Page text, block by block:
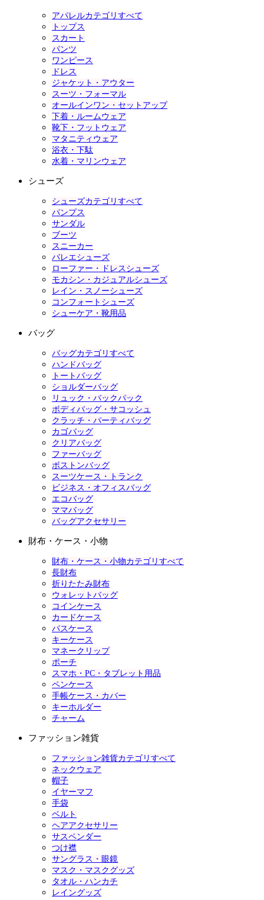
アパレルカテゴリすべて
トップス
スカート
パンツ
ワンピース
ドレス
ジャケット・アウター
スーツ・フォーマル
オールインワン・セットアップ
下着・ルームウェア
靴下・フットウェア
マタニティウェア
浴衣・下駄
水着・マリンウェア
シューズ
シューズカテゴリすべて
パンプス
サンダル
ブーツ
スニーカー
バレエシューズ
ローファー・ドレスシューズ
モカシン・カジュアルシューズ
レイン・スノーシューズ
コンフォートシューズ
シューケア・靴用品
バッグ
バッグカテゴリすべて
ハンドバッグ
トートバッグ
ショルダーバッグ
リュック・バックパック
ボディバッグ・サコッシュ
クラッチ・パーティバッグ
カゴバッグ
クリアバッグ
ファーバッグ
ボストンバッグ
スーツケース・トランク
ビジネス・オフィスバッグ
エコバッグ
ママバッグ
バッグアクセサリー
財布・ケース・小物
財布・ケース・小物カテゴリすべて
長財布
折りたたみ財布
ウォレットバッグ
コインケース
カードケース
パスケース
キーケース
マネークリップ
ポーチ
スマホ・PC・タブレット用品
ペンケース
手帳ケース・カバー
キーホルダー
チャーム
ファッション雑貨
ファッション雑貨カテゴリすべて
ネックウェア
帽子
イヤーマフ
手袋
ベルト
ヘアアクセサリー
サスペンダー
つけ襟
サングラス・眼鏡
マスク・マスクグッズ
タオル・ハンカチ
レイングッズ